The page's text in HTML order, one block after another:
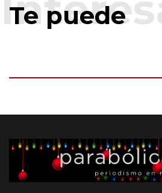
Te puede